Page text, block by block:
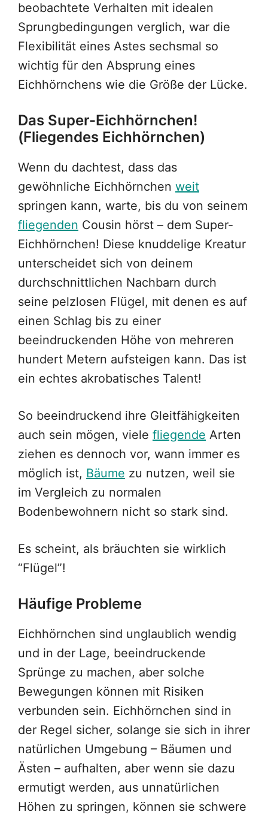
beobachtete Verhalten mit idealen
Sprungbedingungen verglich, war die
Flexibilität eines Astes sechsmal so
wichtig für den Absprung eines
Eichhörnchens wie die Größe der Lücke.
Das Super-Eichhörnchen!
(Fliegendes Eichhörnchen)
Wenn du dachtest, dass das
gewöhnliche Eichhörnchen weit
springen kann, warte, bis du von seinem
fliegenden Cousin hörst – dem Super-
Eichhörnchen! Diese knuddelige Kreatur
unterscheidet sich von deinem
durchschnittlichen Nachbarn durch
seine pelzlosen Flügel, mit denen es auf
einen Schlag bis zu einer
beeindruckenden Höhe von mehreren
hundert Metern aufsteigen kann. Das ist
ein echtes akrobatisches Talent!
So beeindruckend ihre Gleitfähigkeiten
auch sein mögen, viele fliegende Arten
ziehen es dennoch vor, wann immer es
möglich ist, Bäume zu nutzen, weil sie
im Vergleich zu normalen
Bodenbewohnern nicht so stark sind.
Es scheint, als bräuchten sie wirklich
“Flügel”!
Häufige Probleme
Eichhörnchen sind unglaublich wendig
und in der Lage, beeindruckende
Sprünge zu machen, aber solche
Bewegungen können mit Risiken
verbunden sein. Eichhörnchen sind in
der Regel sicher, solange sie sich in ihrer
natürlichen Umgebung – Bäumen und
Ästen – aufhalten, aber wenn sie dazu
ermutigt werden, aus unnatürlichen
Höhen zu springen, können sie schwere